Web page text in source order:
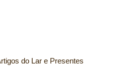
do Lar e Presentes